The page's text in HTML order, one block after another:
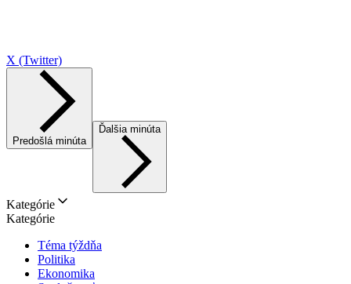
X (Twitter)
Predošlá minúta
Ďalšia minúta
Kategórie
Kategórie
Téma týždňa
Politika
Ekonomika